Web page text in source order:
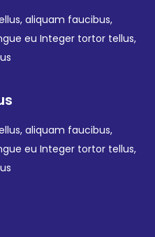
aliquam faucibus,
eu Integer tortor tellus,
aliquam faucibus,
eu Integer tortor tellus,